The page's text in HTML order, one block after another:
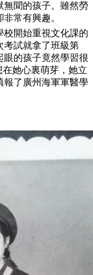
無聞的孩子。雖然勞
常有興趣。
校開始重視文化課的
考試就拿了班級第
眼的孩子竟然學習很
在她心裏萌芽，她立
報了廣州海軍軍醫學